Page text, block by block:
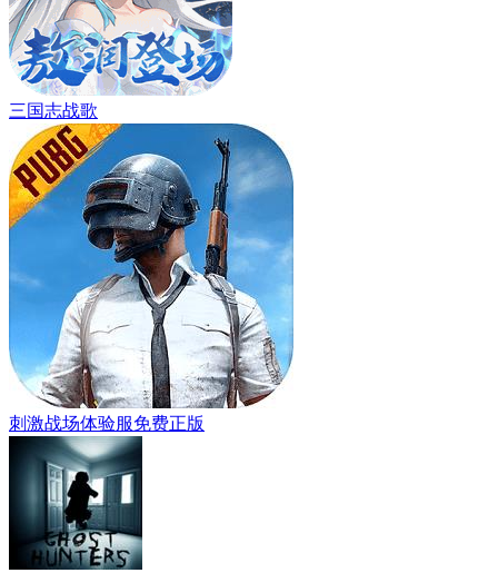
三国志战歌
刺激战场体验服免费正版